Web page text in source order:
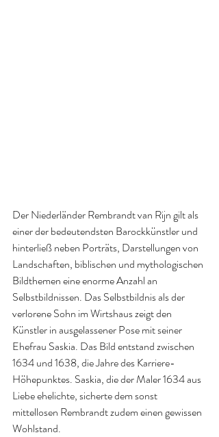
Der Niederländer Rembrandt van Rijn gilt als
einer der bedeutendsten Barockkünstler und
hinterließ neben Porträts, Darstellungen von
Landschaften, biblischen und mythologischen
Bildthemen eine enorme Anzahl an
Selbstbildnissen. Das Selbstbildnis als der
verlorene Sohn im Wirtshaus zeigt den
Künstler in ausgelassener Pose mit seiner
Ehefrau Saskia. Das Bild entstand zwischen
1634 und 1638, die Jahre des Karriere-
Höhepunktes. Saskia, die der Maler 1634 aus
Liebe ehelichte, sicherte dem sonst
mittellosen Rembrandt zudem einen gewissen
Wohlstand.​